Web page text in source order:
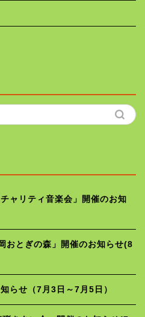
ャリティ音楽会」開催のお知
おとぎの森」開催のお知らせ(8
らせ（7月3日～7月5日）
ホーム
年間行事予定
施設の使用料